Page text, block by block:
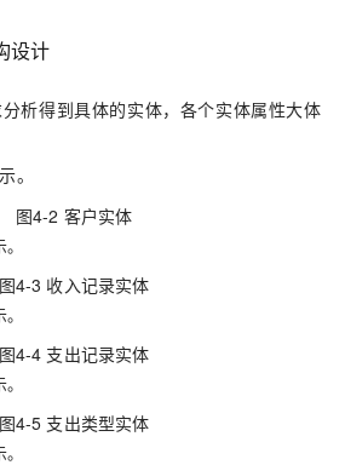
设计
析得到具体的实体，各个实体属性大体
。
图4-2 客户实体
图4-3 收入记录实体
图4-4 支出记录实体
图4-5 支出类型实体